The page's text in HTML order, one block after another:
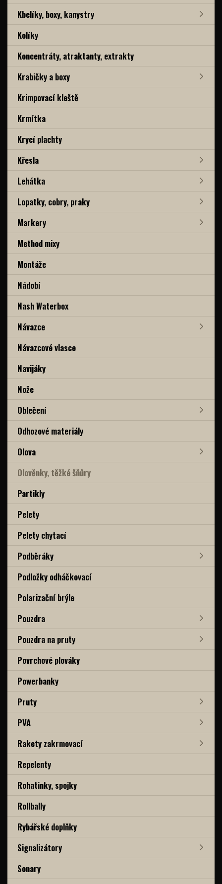
Kbelíky, boxy, kanystry
Kolíky
Koncentráty, atraktanty, extrakty
Krabičky a boxy
Krimpovací kleště
Krmítka
Krycí plachty
Křesla
Lehátka
Lopatky, cobry, praky
Markery
Method mixy
Montáže
Nádobí
Nash Waterbox
Návazce
Návazcové vlasce
Navijáky
Nože
Oblečení
Odhozové materiály
Olova
Olověnky, těžké šňůry
Partikly
Pelety
Pelety chytací
Podběráky
Podložky odháčkovací
Polarizační brýle
Pouzdra
Pouzdra na pruty
Povrchové plováky
Powerbanky
Pruty
PVA
Rakety zakrmovací
Repelenty
Rohatinky, spojky
Rollbally
Rybářské doplňky
Signalizátory
Sonary